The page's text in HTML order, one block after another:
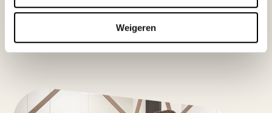
Weigeren
Neem contact op